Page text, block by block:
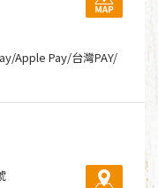
Apple Pay/台灣PAY/